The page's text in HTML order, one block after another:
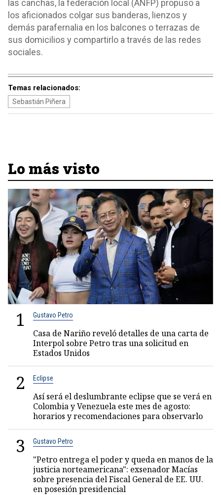
las canchas, la federación local (ANFP) propuso a
los aficionados colgar sus banderas, lienzos y
demás parafernalia en los balcones o terrazas de
sus domicilios y compartirlo a través de las redes
sociales.
Temas relacionados:
Sebastián Piñera
Lo más visto
1 Gustavo Petro
Casa de Nariño reveló detalles de una carta de
Interpol sobre Petro tras una solicitud en
Estados Unidos
2 Eclipse
Así será el deslumbrante eclipse que se verá en
Colombia y Venezuela este mes de agosto:
horarios y recomendaciones para observarlo
3 Gustavo Petro
"Petro entrega el poder y queda en manos de la
justicia norteamericana": exsenador Macías
sobre presencia del Fiscal General de EE. UU.
en posesión presidencial